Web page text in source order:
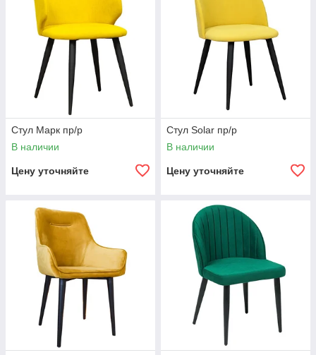
Стул Марк пр/р
В наличии
Цену уточняйте
Стул Solar пр/р
В наличии
Цену уточняйте